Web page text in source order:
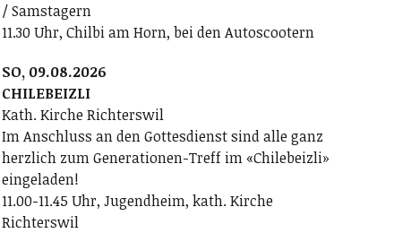
/ Samstagern
11.30 Uhr, Chilbi am Horn, bei den Autoscootern
SO, 09.08.2026
CHILEBEIZLI
Kath. Kirche Richterswil
Im Anschluss an den Gottesdienst sind alle ganz
herzlich zum Generationen-Treff im «Chilebeizli»
eingeladen!
11.00-11.45 Uhr, Jugendheim, kath. Kirche
Richterswil